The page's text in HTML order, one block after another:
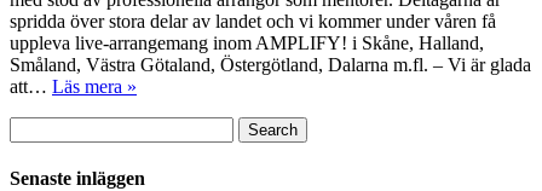
spridda över stora delar av landet och vi kommer under våren få
uppleva live-arrangemang inom AMPLIFY! i Skåne, Halland,
Småland, Västra Götaland, Östergötland, Dalarna m.fl. – Vi är glada
att… Läs mera »
efter:
Search
Senaste inläggen